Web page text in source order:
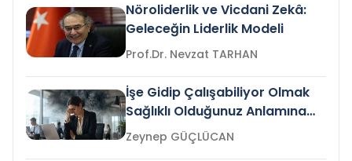
Nöroliderlik ve Vicdani Zekâ:
Geleceğin Liderlik Modeli
Prof.Dr. Nevzat TARHAN
İşe Gidip Çalışabiliyor Olmak
Sağlıklı Olduğunuz Anlamına
Gelir mi?Zeynep GÜÇLÜCAN